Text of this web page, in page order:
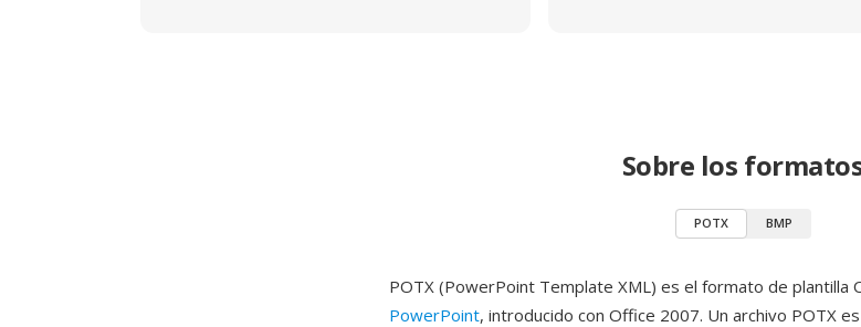
Sobre los
POTX BMP
POTX (PowerPoint Template XML) es el formato de plantilla
PowerPoint, introducido con Office 2007. Un archivo POTX